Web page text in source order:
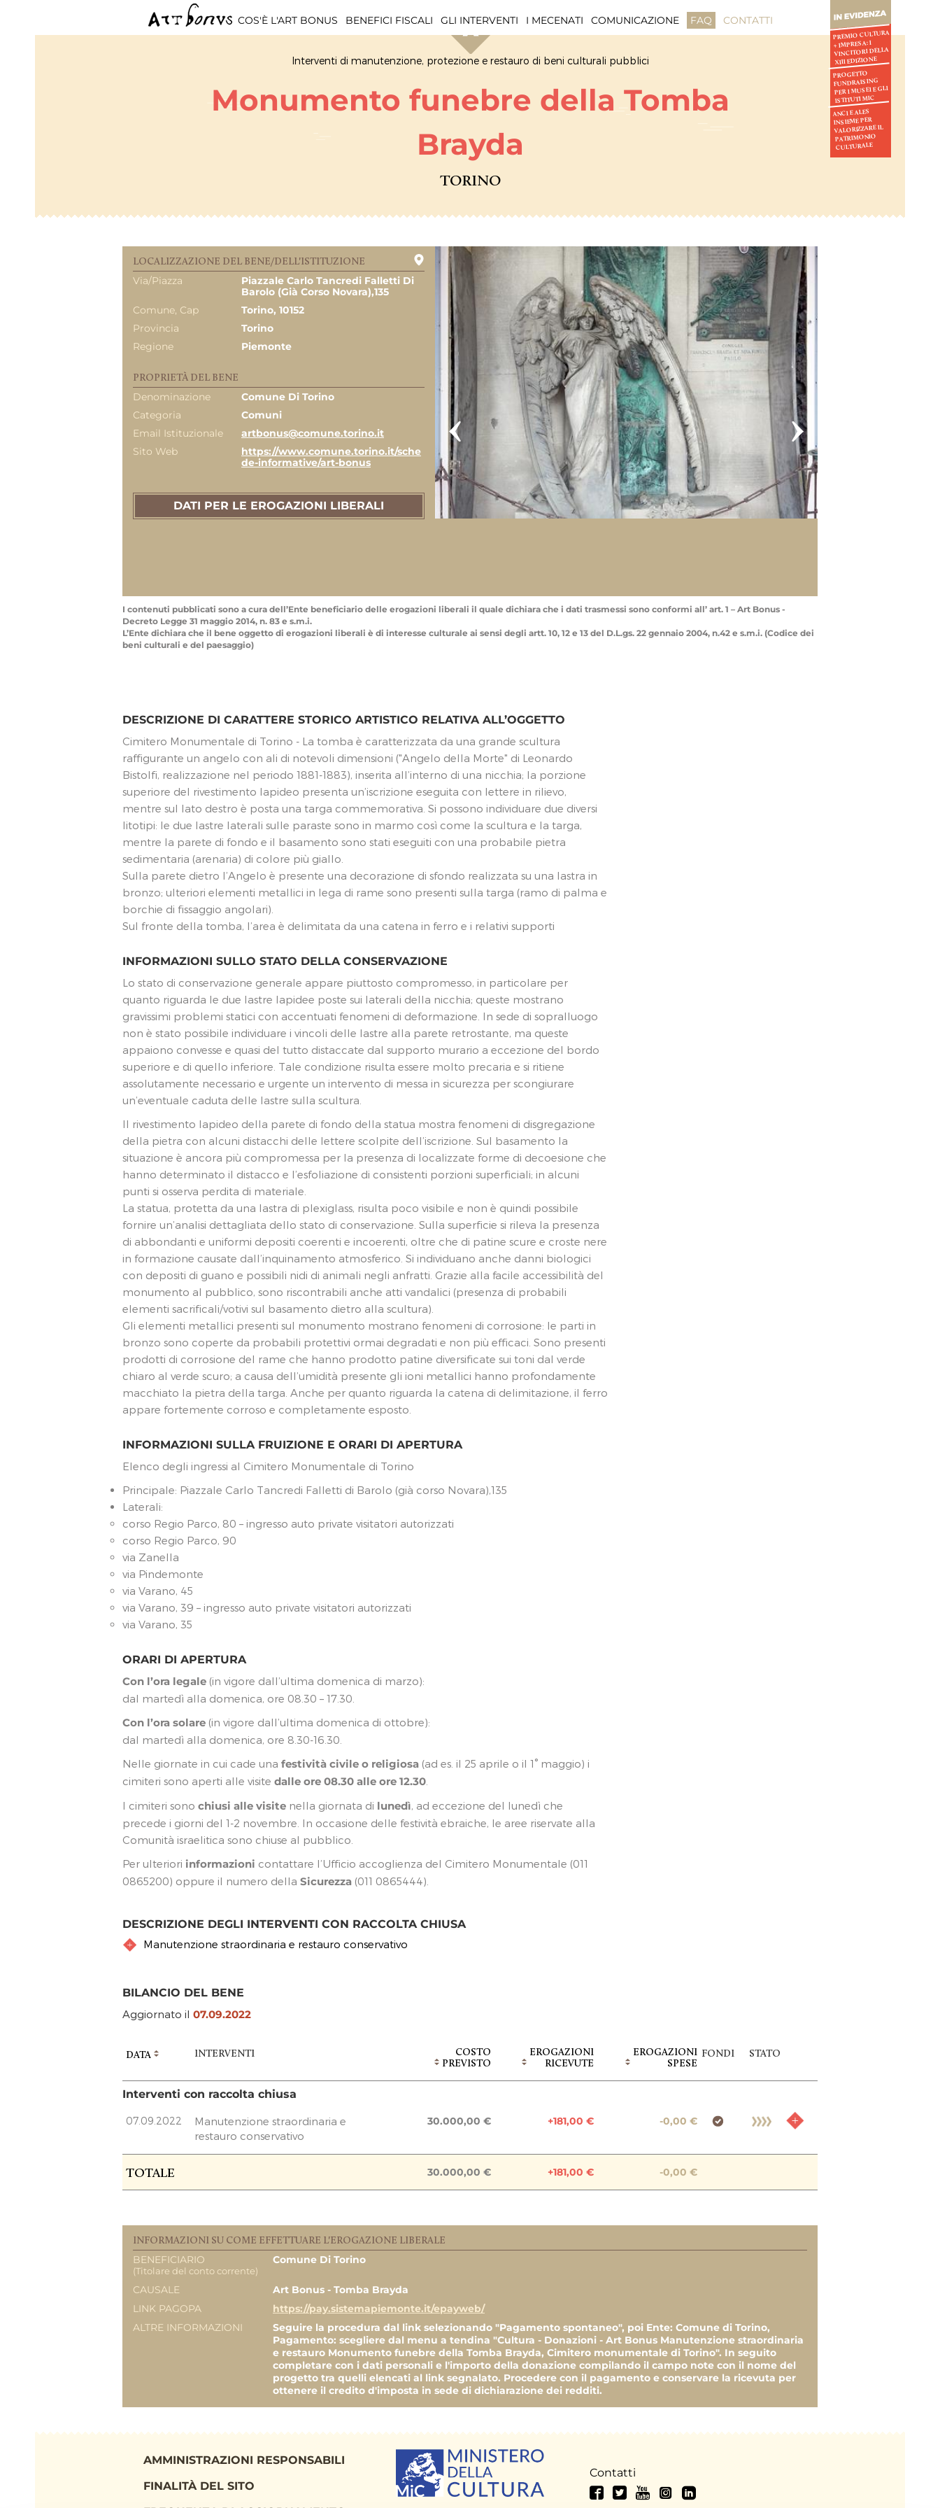
PREMIO CULTURA
+ IMPRESA: I
VINCITORI DELLA
XIII EDIZIONE
PROGETTO
FUNDRAISING
PER I MUSEI E GLI
ISTITUTI MIC
ANCI E ALES
INSIEME PER
VALORIZZARE IL
PATRIMONIO
CULTURALE
COS'È L'ART BONUS BENEFICI FISCALI GLI INTERVENTI I MECENATI COMUNICAZIONE FAQ CONTATTI
Interventi di manutenzione, protezione e restauro di beni culturali pubblici
Monumento funebre della Tomba
Brayda
TORINO
LOCALIZZAZIONE DEL BENE/DELL'ISTITUZIONE
Via/Piazza
Piazzale Carlo Tancredi Falletti Di
Barolo (già Corso Novara),135
Comune, Cap
Torino, 10152
Provincia
Torino
Regione
Piemonte
PROPRIETÀ DEL BENE
Denominazione
Comune Di Torino
Categoria
Comuni
Email Istituzionale
artbonus@comune.torino.it
Sito Web
https://www.comune.torino.it/sche
de-informative/art-bonus
DATI PER LE EROGAZIONI LIBERALI
I contenuti pubblicati sono a cura dell’Ente beneficiario delle erogazioni liberali il quale dichiara che i dati trasmessi sono conformi all’ art. 1 – Art Bonus -
Decreto Legge 31 maggio 2014, n. 83 e s.m.i.
L’Ente dichiara che il bene oggetto di erogazioni liberali è di interesse culturale ai sensi degli artt. 10, 12 e 13 del D.L.gs. 22 gennaio 2004, n.42 e s.m.i. (Codice dei
beni culturali e del paesaggio)
DESCRIZIONE DI CARATTERE STORICO ARTISTICO RELATIVA ALL’OGGETTO
Cimitero Monumentale di Torino - La tomba è caratterizzata da una grande scultura
raffigurante un angelo con ali di notevoli dimensioni ("Angelo della Morte" di Leonardo
Bistolfi, realizzazione nel periodo 1881-1883), inserita all’interno di una nicchia; la porzione
superiore del rivestimento lapideo presenta un’iscrizione eseguita con lettere in rilievo,
mentre sul lato destro è posta una targa commemorativa. Si possono individuare due diversi
litotipi: le due lastre laterali sulle paraste sono in marmo così come la scultura e la targa,
mentre la parete di fondo e il basamento sono stati eseguiti con una probabile pietra
sedimentaria (arenaria) di colore più giallo.
Sulla parete dietro l’Angelo è presente una decorazione di sfondo realizzata su una lastra in
bronzo; ulteriori elementi metallici in lega di rame sono presenti sulla targa (ramo di palma e
borchie di fissaggio angolari).
Sul fronte della tomba, l’area è delimitata da una catena in ferro e i relativi supporti
INFORMAZIONI SULLO STATO DELLA CONSERVAZIONE
Lo stato di conservazione generale appare piuttosto compromesso, in particolare per
quanto riguarda le due lastre lapidee poste sui laterali della nicchia; queste mostrano
gravissimi problemi statici con accentuati fenomeni di deformazione. In sede di sopralluogo
non è stato possibile individuare i vincoli delle lastre alla parete retrostante, ma queste
appaiono convesse e quasi del tutto distaccate dal supporto murario a eccezione del bordo
superiore e di quello inferiore. Tale condizione risulta essere molto precaria e si ritiene
assolutamente necessario e urgente un intervento di messa in sicurezza per scongiurare
un’eventuale caduta delle lastre sulla scultura.
Il rivestimento lapideo della parete di fondo della statua mostra fenomeni di disgregazione
della pietra con alcuni distacchi delle lettere scolpite dell’iscrizione. Sul basamento la
situazione è ancora più compromessa per la presenza di localizzate forme di decoesione che
hanno determinato il distacco e l’esfoliazione di consistenti porzioni superficiali; in alcuni
punti si osserva perdita di materiale.
La statua, protetta da una lastra di plexiglass, risulta poco visibile e non è quindi possibile
fornire un’analisi dettagliata dello stato di conservazione. Sulla superficie si rileva la presenza
di abbondanti e uniformi depositi coerenti e incoerenti, oltre che di patine scure e croste nere
in formazione causate dall’inquinamento atmosferico. Si individuano anche danni biologici
con depositi di guano e possibili nidi di animali negli anfratti. Grazie alla facile accessibilità del
monumento al pubblico, sono riscontrabili anche atti vandalici (presenza di probabili
elementi sacrificali/votivi sul basamento dietro alla scultura).
Gli elementi metallici presenti sul monumento mostrano fenomeni di corrosione: le parti in
bronzo sono coperte da probabili protettivi ormai degradati e non più efficaci. Sono presenti
prodotti di corrosione del rame che hanno prodotto patine diversificate sui toni dal verde
chiaro al verde scuro; a causa dell’umidità presente gli ioni metallici hanno profondamente
macchiato la pietra della targa. Anche per quanto riguarda la catena di delimitazione, il ferro
appare fortemente corroso e completamente esposto.
INFORMAZIONI SULLA FRUIZIONE E ORARI DI APERTURA
Elenco degli ingressi al Cimitero Monumentale di Torino
Principale: Piazzale Carlo Tancredi Falletti di Barolo (già corso Novara),135
Laterali:
corso Regio Parco, 80 – ingresso auto private visitatori autorizzati
corso Regio Parco, 90
via Zanella
via Pindemonte
via Varano, 45
via Varano, 39 – ingresso auto private visitatori autorizzati
via Varano, 35
ORARI DI APERTURA
Con l’ora legale (in vigore dall’ultima domenica di marzo):
dal martedì alla domenica, ore 08.30 – 17.30.
Con l’ora solare (in vigore dall’ultima domenica di ottobre):
dal martedì alla domenica, ore 8.30-16.30.
Nelle giornate in cui cade una festività civile o religiosa (ad es. il 25 aprile o il 1° maggio) i
cimiteri sono aperti alle visite dalle ore 08.30 alle ore 12.30
I cimiteri sono chiusi alle visite nella giornata di lunedì, ad eccezione del lunedì che
precede i giorni del 1-2 novembre. In occasione delle festività ebraiche, le aree riservate alla
Comunità israelitica sono chiuse al pubblico.
Per ulteriori informazioni contattare l’Ufficio accoglienza del Cimitero Monumentale (011
0865200) oppure il numero della Sicurezza (011 0865444).
DESCRIZIONE DEGLI INTERVENTI CON RACCOLTA CHIUSA
Manutenzione straordinaria e restauro conservativo
BILANCIO DEL BENE
Aggiornato il 07.09.2022
DATA INTERVENTI
COSTO
PREVISTO
EROGAZIONI
RICEVUTE
EROGAZIONI
SPESE
FONDI STATO
Interventi con raccolta chiusa
07.09.2022
Manutenzione straordinaria e
restauro conservativo
30.000,00 € +181,00 € -0,00 €
FASE ATTUATIVA Fine Lavori
EROGAZIONI LIBERALI
1,00 €
100,00 €
TOTALE 30.000,00 € 181,00 €
TOTALE 30.000,00 € +181,00 € -0,00 €
INFORMAZIONI SU COME EFFETTUARE L'EROGAZIONE LIBERALE
BENEFICIARIO
(Titolare del conto corrente)
Comune Di Torino
CAUSALE
Art Bonus - Tomba Brayda
LINK PAGOPA
https://pay.sistemapiemonte.it/epayweb/
ALTRE INFORMAZIONI
Seguire la procedura dal link selezionando "Pagamento spontaneo", poi Ente: Comune di Torino,
Pagamento: scegliere dal menu a tendina "Cultura - Donazioni - Art Bonus Manutenzione straordinaria
e restauro Monumento funebre della Tomba Brayda, Cimitero monumentale di Torino". In seguito
completare con i dati personali e l'importo della donazione compilando il campo note con il nome del
progetto tra quelli elencati al link segnalato. Procedere con il pagamento e conservare la ricevuta per
ottenere il credito d'imposta in sede di dichiarazione dei redditi.
AMMINISTRAZIONI RESPONSABILI
FINALITÀ DEL SITO
Contatti